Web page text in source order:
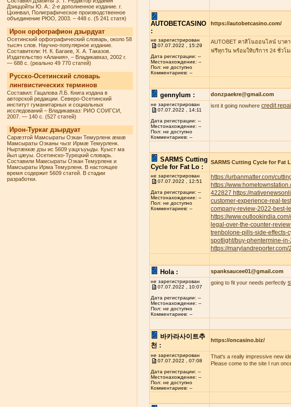
Дзиццойты Ю. А.: 2-е дополненное издание. г.
Цхинвал, Полиграфическое производственное
объединение РЮО, 2003. – 448 с. (5 241 статя)
Ирон орфографион дзырдуат
Осетинский орфографический словарь, около 58
тысяч слов. Научно-популярное издание.
Составители: Н. К. Багаев, Х. А. Таказов.
Издательство «Алания», – Владикавказ, 2002 г.
— 688 с. (реально 49 770 статей)
Русско-Осетинский словарь
лингвистических терминов
Составил: Гацалова Л.Б. Книга издана в
авторской редакции. Северо-Осетинский
институт гуманитарных и социальных
исследований – Владикавказ: РИО СОИГСИ,
2007. — 140 с. (527 статей)
Ирон-Туркаг дзырдуат
Сарæзтой Мамсыраты Озкан Темурленк æмæ
Мамсыраты Озканы чызг Ирмæ Темурленк.
Ныртæккæ дзы ис 5609 уацхъуыды. Куыст ма
йыл цæуы. Осетинско-Турецкий словарь.
Составили Мамсыраты Озкан Темурленк и
Мамсыраты Ирма Темурленк. В настоящее
время содержит 5609 статей. В стадии
разработки.
AUTOBETCASINO
:
https://autobetcasino.com/
не зарегистрирован
07.07.2022 , 15:29
Дата регистрации: --
Местонахождение: --
Пол: не доступно
Комментариев: --
AUTOBET คาสิโนออนไลน์ บาค
ฟรีทุกวัน พร้อมให้บริการ 24 ชั่วโม
gennylum : donzpaekre@gmail.com
не зарегистрирован
07.07.2022 , 14:11
Дата регистрации: --
Местонахождение: --
Пол: не доступно
Комментариев: --
isnt it going nowhere credit
SARMS Cutting
Cycle for Fat Lo :
SARMS Cutting Cycle for Fat
не зарегистрирован
07.07.2022 , 12:51
Дата регистрации: --
Местонахождение: --
Пол: не доступно
Комментариев: --
https://urbanmatter.com/
https://
422827 https://
customer-experience-real-
company-review-2022-best-
https://
legal-over-the-counter-
trenbolone-pills-side-effects-
spotlight/buy-phentermine-
https://
Hola : spanksaucee01@gmail.com
не зарегистрирован
07.07.2022 , 10:07
Дата регистрации: --
Местонахождение: --
Пол: не доступно
Комментариев: --
going to fit your needs perfectly
바카라사이트추
천 :
https://oncasino.biz/
не зарегистрирован
07.07.2022 , 07:08
Дата регистрации: --
Местонахождение: --
Пол: не доступно
Комментариев: --
That's a really impressive new
Please come to the site I run